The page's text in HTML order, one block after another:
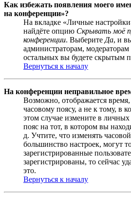
Как избежать появления моего
на конференции»?
На вкладке «Личные
найдёте опцию Скрывать моё
конференции. Выберите Да, и
администраторам,
остальных вы будете скрытым
Вернуться к началу
На конференции неправильное
Возможно, отображается
часовому поясу, а не к тому, в
этом случае измените в личных
пояс на тот, в котором вы
д. Учтите, что изменять
большинство настроек, могут
зарегистрированные
зарегистрированы, то сейчас
это.
Вернуться к началу